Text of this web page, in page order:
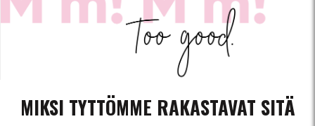
MIKSI TYTTÖMME RAKASTAVAT SITÄ